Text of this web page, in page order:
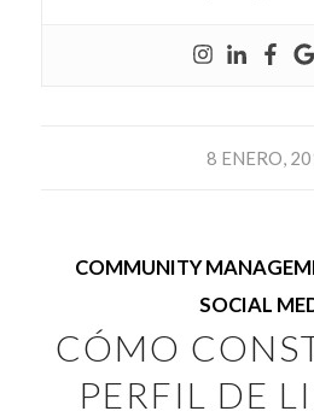
8 ENERO,
COMMUNITY
SOCIAL
CÓMO
PERFIL DE